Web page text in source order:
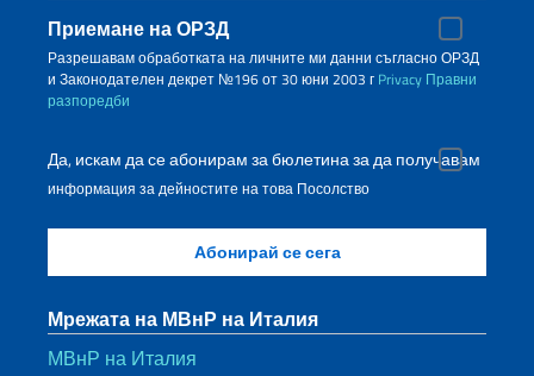
Приемане на ОРЗД
Разрешавам обработката на личните ми данни съгласно ОРЗД
и Законодателен декрет №196 от 30 юни 2003 г Privacy Правни
разпоредби
Да, искам да се абонирам за бюлетина за да получавам
информация за дейностите на това Посолство
Мрежата на МВнР на Италия
МВнР на Италия